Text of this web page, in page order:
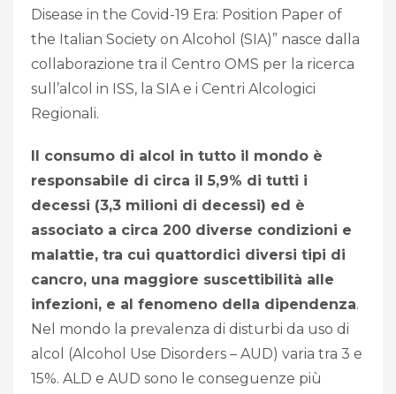
Disease in the Covid-19 Era: Position Paper of
the Italian Society on Alcohol (SIA)” nasce dalla
collaborazione tra il Centro OMS per la ricerca
sull’alcol in ISS, la SIA e i Centri Alcologici
Regionali.
Il consumo di alcol in tutto il mondo è
responsabile di circa il 5,9% di tutti i
decessi (3,3 milioni di decessi) ed è
associato a circa 200 diverse condizioni e
malattie, tra cui quattordici diversi tipi di
cancro, una maggiore suscettibilità alle
infezioni, e al fenomeno della dipendenza.
Nel mondo la prevalenza di disturbi da uso di
alcol (Alcohol Use Disorders – AUD) varia tra 3 e
15%. ALD e AUD sono le conseguenze più